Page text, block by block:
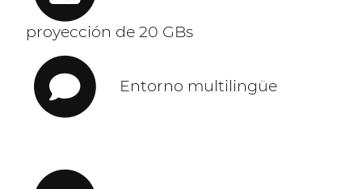
proyección de 20 GBs
Entorno multilingüe